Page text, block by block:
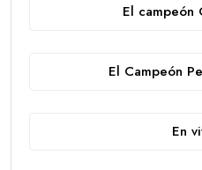
El campeón
El Campeón
En